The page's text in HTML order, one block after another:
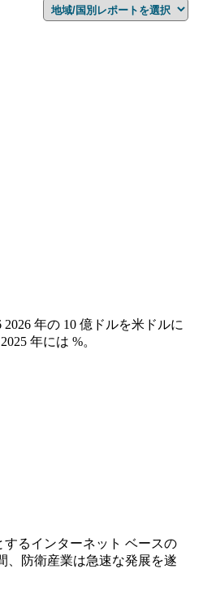
2026 年の 10 億ドルを米ドルに
2025 年には %。
るインターネット ベースの
、防衛産業は急速な発展を遂